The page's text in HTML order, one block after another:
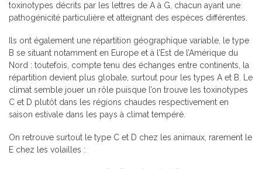
toxinotypes décrits par les lettres de A à G, chacun ayant une
pathogénicité particulière et atteignant des espèces différentes.
Ils ont également une répartition géographique variable, le type
B se situant notamment en Europe et à l’Est de l’Amérique du
Nord : toutefois, compte tenu des échanges entre continents, la
répartition devient plus globale, surtout pour les types A et B. Le
climat semble jouer un rôle puisque l’on trouve les toxinotypes
C et D plutôt dans les régions chaudes respectivement en
saison estivale dans les pays à climat tempéré.
On retrouve surtout le type C et D chez les animaux, rarement le
E chez les volailles :